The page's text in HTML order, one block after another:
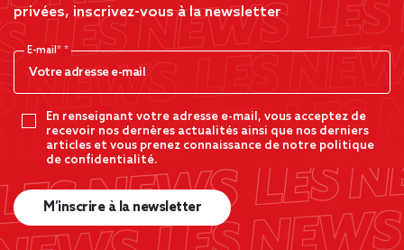
privées, inscrivez-vous à la newsletter
E-mail*
En renseignant votre adresse e-mail, vous acceptez de
recevoir nos dernères actualités ainsi que nos derniers
articles et vous prenez connaissance de notre politique
de confidentialité.
M’inscrire à la newsletter